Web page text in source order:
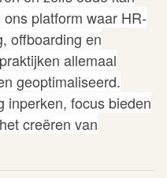
ons platform waar HR-
offboarding en
allemaal
geoptimaliseerd.
inperken, focus bieden
creëren van